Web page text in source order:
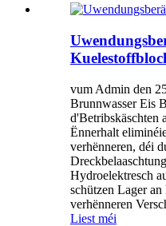
vum Admin den
Brunnwasser Eis
d'Betribskäschten
Ënnerhalt
verhënneren, déi
Hydroelektresch
schützen Lager
verhënneren
Liest méi